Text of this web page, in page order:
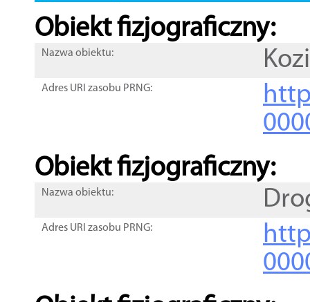
Obiekt fizjograficzny:
Nazwa obiektu:
Adres URI zasobu PRNG:
Obiekt fizjograficzny:
Nazwa obiektu:
Adres URI zasobu PRNG: